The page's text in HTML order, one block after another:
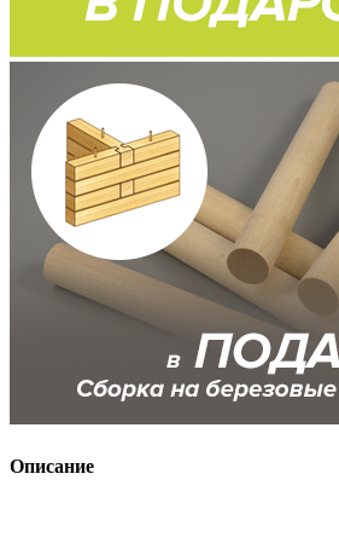
Описание